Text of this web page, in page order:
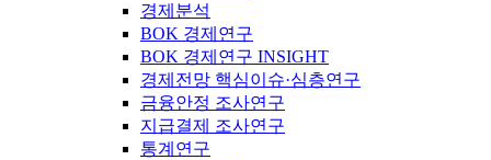
경제분석
BOK 경제연구
BOK 경제연구 INSIGHT
경제전망 핵심이슈·심층연구
금융안정 조사연구
지급결제 조사연구
통계연구